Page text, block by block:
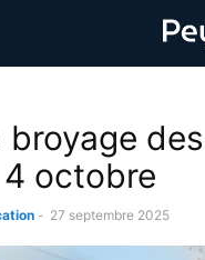
broyage
octobre
- 27 septembre 2025